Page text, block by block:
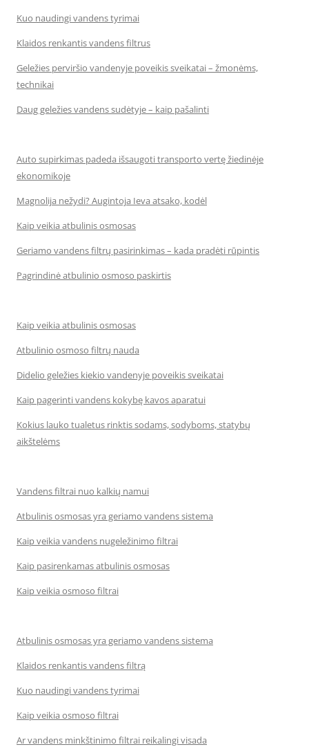
Kuo naudingi vandens tyrimai
Klaidos renkantis vandens filtrus
Geležies perviršio vandenyje poveikis sveikatai – žmonėms,
technikai
Daug geležies vandens sudėtyje – kaip pašalinti
Auto supirkimas padeda išsaugoti transporto vertę žiedinėje
ekonomikoje
Magnolija nežydi? Augintoja Ieva atsako, kodėl
Kaip veikia atbulinis osmosas
Geriamo vandens filtrų pasirinkimas – kada pradėti rūpintis
Pagrindinė atbulinio osmoso paskirtis
Kaip veikia atbulinis osmosas
Atbulinio osmoso filtrų nauda
Didelio geležies kiekio vandenyje poveikis sveikatai
Kaip pagerinti vandens kokybę kavos aparatui
Kokius lauko tualetus rinktis sodams, sodyboms, statybų
aikštelėms
Vandens filtrai nuo kalkių namui
Atbulinis osmosas yra geriamo vandens sistema
Kaip veikia vandens nugeležinimo filtrai
Kaip pasirenkamas atbulinis osmosas
Kaip veikia osmoso filtrai
Atbulinis osmosas yra geriamo vandens sistema
Klaidos renkantis vandens filtrą
Kuo naudingi vandens tyrimai
Kaip veikia osmoso filtrai
Ar vandens minkštinimo filtrai reikalingi visada